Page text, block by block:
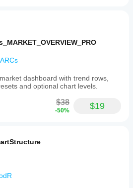
dashboard with trend rows,
and optional chart levels.
$38
-50% $19